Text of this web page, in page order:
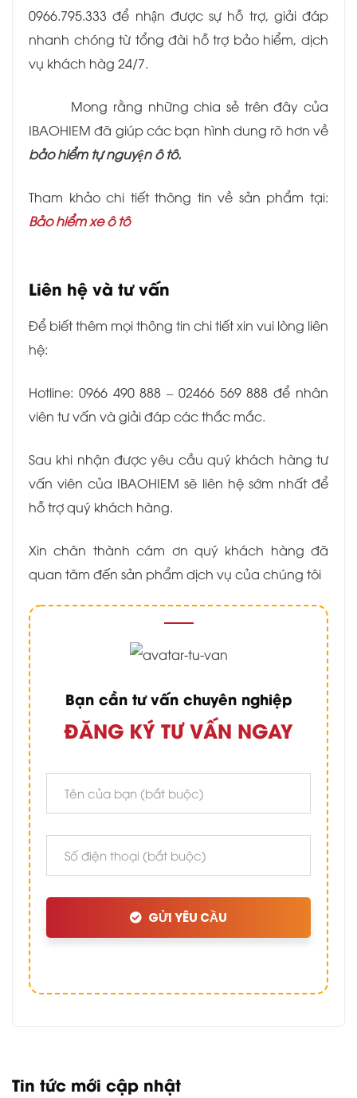
0966.795.333 để nhận được sự hỗ trợ, giải đáp
nhanh chóng từ tổng đài hỗ trợ bảo hiểm, dịch
vụ khách hàg 24/7.
Mong rằng những chia sẻ trên đây của
IBAOHIEM đã giúp các bạn hình dung rõ hơn về
bảo hiểm tự nguyện ô tô.
Tham khảo chi tiết thông tin về sản phẩm tại:
Bảo hiểm xe ô tô
Liên hệ và tư vấn
Để biết thêm mọi thông tin chi tiết xin vui lòng liên
hệ:
Hotline: 0966 490 888 – 02466 569 888 để nhân
viên tư vấn và giải đáp các thắc mắc.
Sau khi nhận được yêu cầu quý khách hàng tư
vấn viên của IBAOHIEM sẽ liên hệ sớm nhất để
hỗ trợ quý khách hàng.
Xin chân thành cám ơn quý khách hàng đã
quan tâm đến sản phẩm dịch vụ của chúng tôi
Bạn cần tư vấn chuyên nghiệp
ĐĂNG KÝ TƯ VẤN NGAY
GỬI YÊU CẦU
Tin tức mới cập nhật